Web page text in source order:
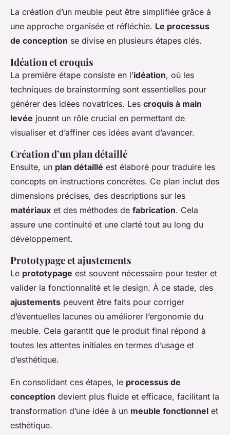
La création d’un meuble peut être simplifiée grâce à
une approche organisée et réfléchie. Le processus
de conception se divise en plusieurs étapes clés.
Idéation et croquis
La première étape consiste en l’idéation, où les
techniques de brainstorming sont essentielles pour
générer des idées novatrices. Les croquis à main
levée jouent un rôle crucial en permettant de
visualiser et d’affiner ces idées avant d’avancer.
Création d’un plan détaillé
Ensuite, un plan détaillé est élaboré pour traduire les
concepts en instructions concrètes. Ce plan inclut des
dimensions précises, des descriptions sur les
matériaux et des méthodes de fabrication. Cela
assure une continuité et une clarté tout au long du
développement.
Prototypage et ajustements
Le prototypage est souvent nécessaire pour tester et
valider la fonctionnalité et le design. À ce stade, des
ajustements peuvent être faits pour corriger
d’éventuelles lacunes ou améliorer l’ergonomie du
meuble. Cela garantit que le produit final répond à
toutes les attentes initiales en termes d’usage et
d’esthétique.
En consolidant ces étapes, le processus de
conception devient plus fluide et efficace, facilitant la
transformation d’une idée à un meuble fonctionnel et
esthétique.